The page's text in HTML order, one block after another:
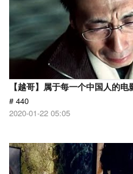
【越哥】属于每一个中国人的
# 440
2020-01-22 05:05